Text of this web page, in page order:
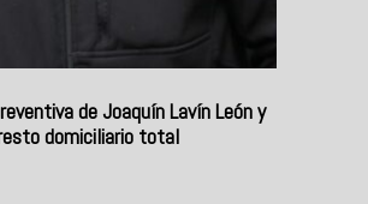
de Joaquín Lavín León y
domiciliario total